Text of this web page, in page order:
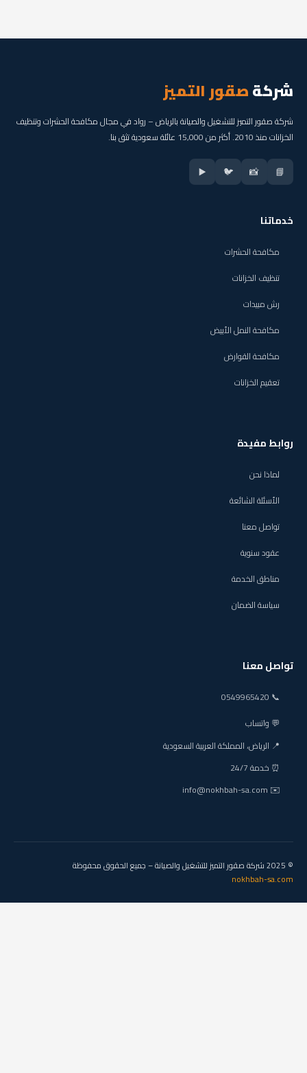
شركةصقور التميز
شركة صقور التميز للتشغيل والصيانة بالرياض – رواد في مجال مكافحة الحشرات وتنظيف
الخزانات منذ 2010. أكثر من 15,000 عائلة سعودية تثق بنا.
📘
📸
🐦
▶️
خدماتنا
مكافحة الحشرات
تنظيف الخزانات
رش مبيدات
مكافحة النمل الأبيض
مكافحة القوارض
تعقيم الخزانات
روابط مفيدة
لماذا نحن
الأسئلة الشائعة
تواصل معنا
عقود سنوية
مناطق الخدمة
سياسة الضمان
تواصل معنا
📞 0549965420
💬 واتساب
📍 الرياض، المملكة العربية السعودية
⏰ خدمة 24/7
✉️ info@nokhbah-sa.com
© 2025 شركة صقور التميز للتشغيل والصيانة – جميع الحقوق محفوظة
nokhbah-sa.com